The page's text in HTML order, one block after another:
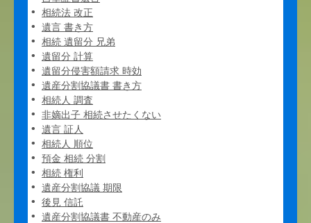
相続法 改正
遺言 書き方
相続 遺留分 兄弟
遺留分 計算
遺留分侵害額請求 時効
遺産分割協議書 書き方
相続人 調査
非嫡出子 相続させたくない
遺言 証人
相続人 順位
預金 相続 分割
相続 権利
遺産分割協議 期限
後見 信託
遺産分割協議書 不動産のみ